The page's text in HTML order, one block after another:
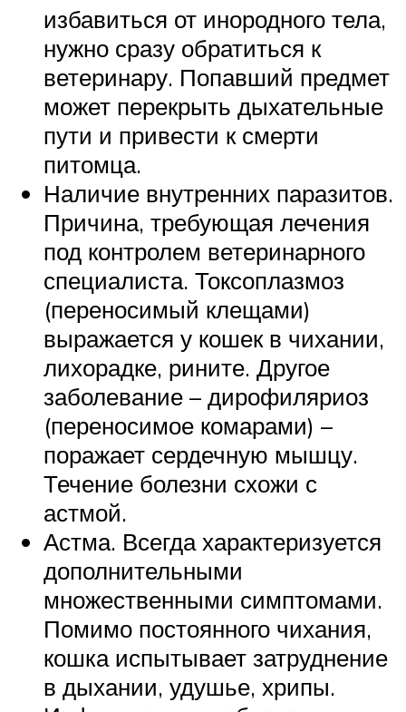
избавиться от инородного тела,
нужно сразу обратиться к
ветеринару. Попавший предмет
может перекрыть дыхательные
пути и привести к смерти
питомца.
Наличие внутренних паразитов.
Причина, требующая лечения
под контролем ветеринарного
специалиста. Токсоплазмоз
(переносимый клещами)
выражается у кошек в чихании,
лихорадке, рините. Другое
заболевание – дирофиляриоз
(переносимое комарами) –
поражает сердечную мышцу.
Течение болезни схожи с
астмой.
Астма. Всегда характеризуется
дополнительными
множественными симптомами.
Помимо постоянного чихания,
кошка испытывает затруднение
в дыхании, удушье, хрипы.